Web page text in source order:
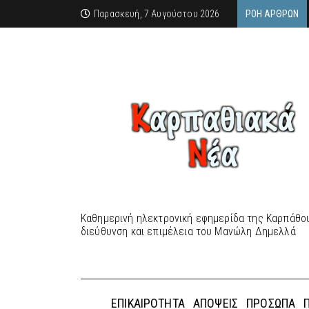
Παρασκευή, 7 Αυγούστου 2026 ΡΟΉ ΆΡΘΡΩΝ
Καθημερινή ηλεκτρονική εφημερίδα της
διεύθυνση και επιμέλεια του Μανώλη Δημελλά
ΕΠΙΚΑΙΡΌΤΗΤΑ ΑΠΌΨΕΙΣ ΠΡΌΣΩΠΑ